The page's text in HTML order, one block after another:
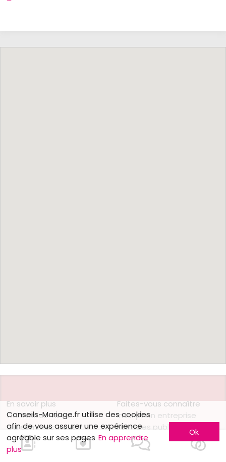
Nous contacter
En savoir plus
Contactez-nous
Qui sommes-nous ?
Jobs et stages
Partenaires
Faites-vous connaître
Inscription entreprise
Formules publicitaires
Conseils-Mariage.fr utilise des cookies
afin de vous assurer une expérience
agréable sur ses pages En apprendre
plus
Ok